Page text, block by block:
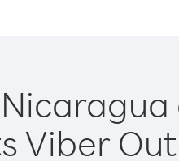
Viber